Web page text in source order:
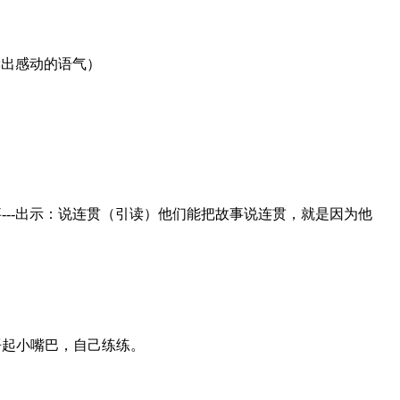
动的语气）
：说连贯（引读）他们能把故事说连贯，就是因为他
嘴巴，自己练练。